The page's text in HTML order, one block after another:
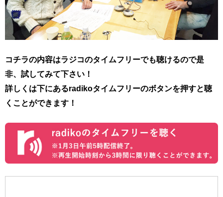
コチラの内容はラジコのタイムフリーでも聴けるので是
非、試してみて下さい！
詳しくは下にあるradikoタイムフリーのボタンを押すと聴
くことができます！